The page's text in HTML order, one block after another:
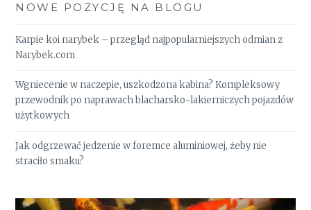
NOWE POZYCJĘ NA BLOGU
Karpie koi narybek – przegląd najpopularniejszych odmian z
Narybek.com
Wgniecenie w naczepie, uszkodzona kabina? Kompleksowy
przewodnik po naprawach blacharsko-lakierniczych pojazdów
użytkowych
Jak odgrzewać jedzenie w foremce aluminiowej, żeby nie
straciło smaku?